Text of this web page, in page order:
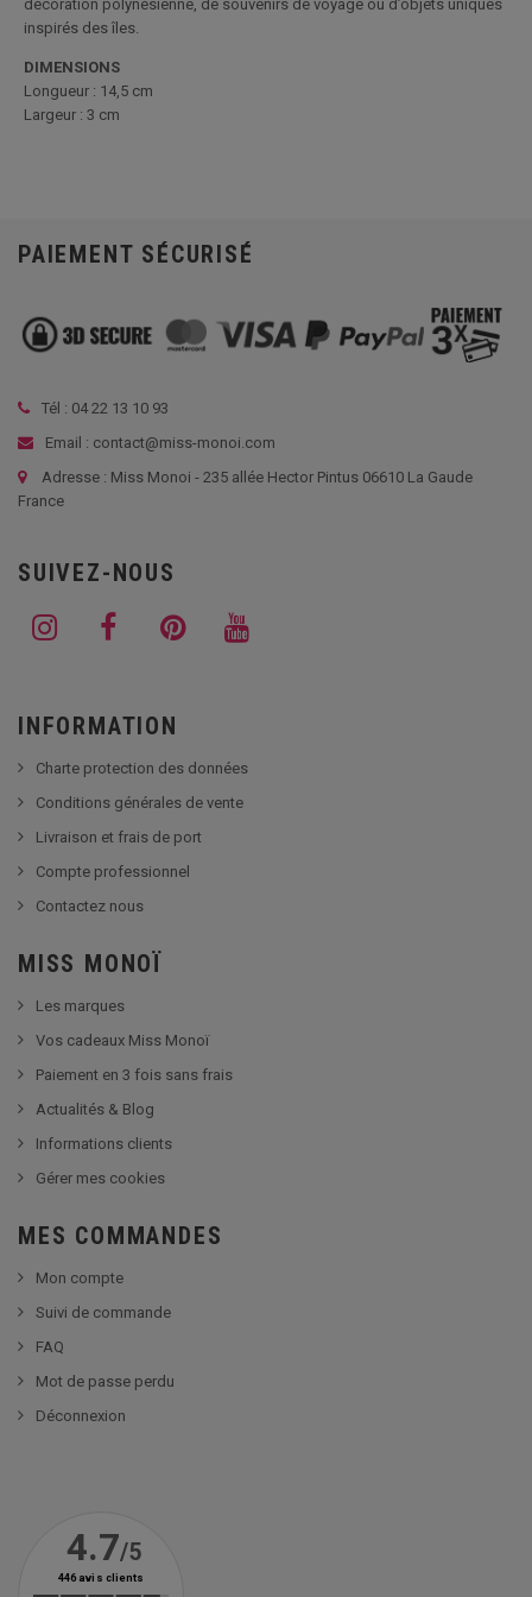
décoration polynésienne, de souvenirs de voyage ou d’objets uniques
inspirés des îles.
DIMENSIONS
Longueur : 14,5 cm
Largeur : 3 cm
PAIEMENT SÉCURISÉ
Tél : 04 22 13 10 93
Email : contact@miss-monoi.com
Adresse : Miss Monoi - 235 allée Hector Pintus 06610 La Gaude
France
SUIVEZ-NOUS
INFORMATION
Charte protection des données
Conditions générales de vente
Livraison et frais de port
Compte professionnel
Contactez nous
MISS MONOÏ
Les marques
Vos cadeaux Miss Monoï
Paiement en 3 fois sans frais
Actualités & Blog
Informations clients
Gérer mes cookies
MES COMMANDES
Mon compte
Suivi de commande
FAQ
Mot de passe perdu
Déconnexion